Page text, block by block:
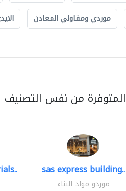
موردي ومقاولي المعادن
من نفس التصنيف
sas express building..
موردو مواد البناء